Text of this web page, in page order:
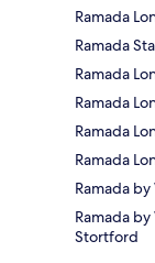
Ramada
Ramada
Ramada
Ramada
Ramada
Ramada
Ramada
Ramada
Stortford